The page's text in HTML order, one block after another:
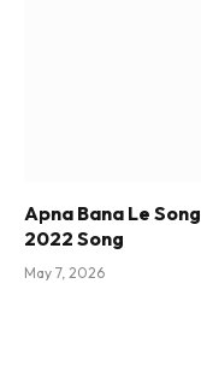
Apna Bana Le
2022 Song
May 7, 2026